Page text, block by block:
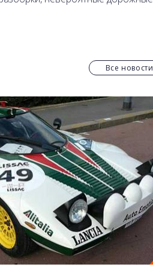
чувствовать себя более
Все новости